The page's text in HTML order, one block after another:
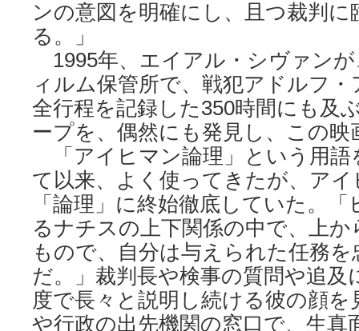
ンの意図を明確にし、且つ裁判
る。」
1995年、エイアル・シヴァン
ィルム保管所で、戦犯アドルフ
全行程を記録した350時間にも及
ープを、偶然にも発見し、この映
「アイヒマン論理」という用語
て以来、よく使ってきたが、ア
「論理」に終始徹底していた。
るナチスの上下関係の中で、上
もので、自分は与えられた任務
だ。」裁判長や検事の質問や追及
度で長々と説明し続ける彼の顔
や行政の出先機関の窓口で、生真